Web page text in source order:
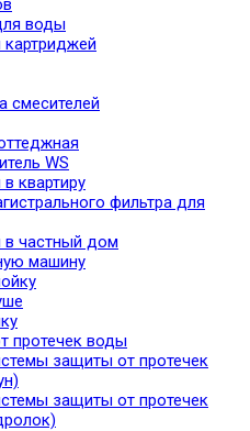
воды
смесителей
WS
квартиру
фильтра для
частный дом
машину
протечек воды
защиты от протечек
защиты от протечек